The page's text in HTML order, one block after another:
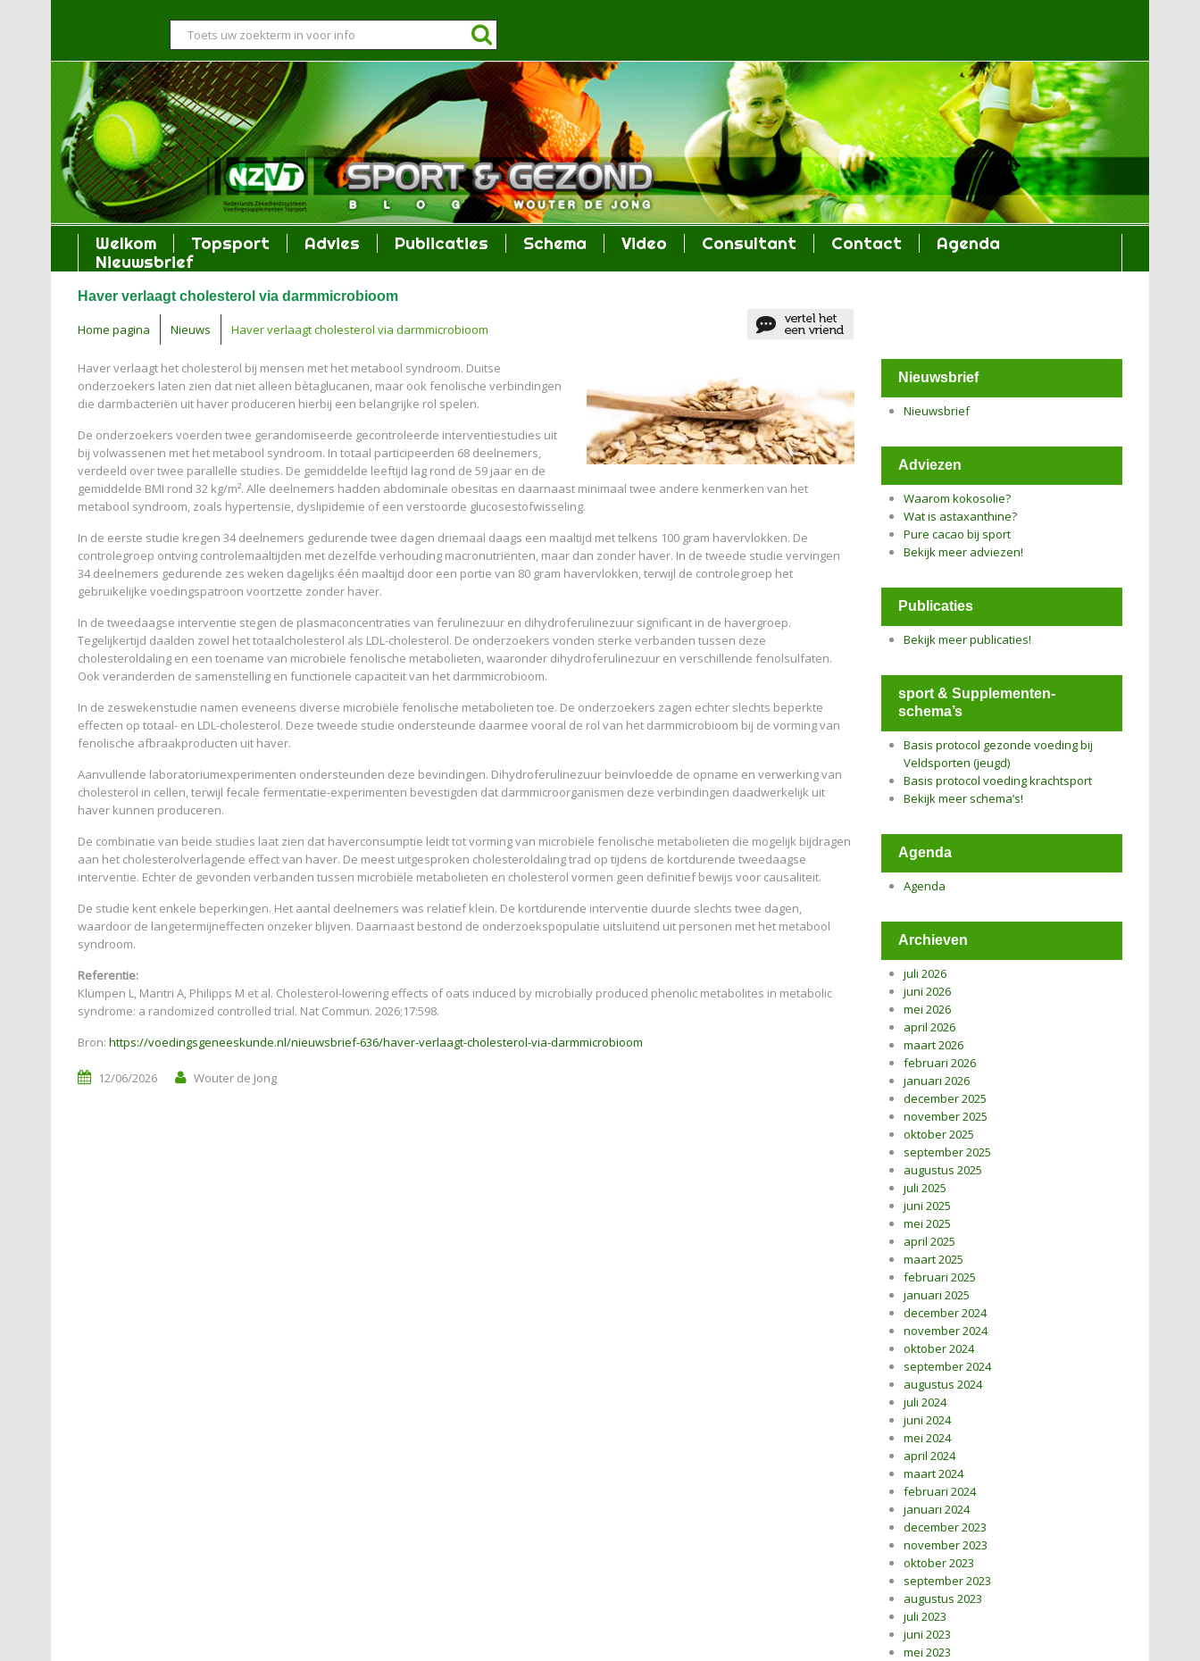
Welkom Topsport Advies Publicaties Schema Video Consultant Contact
Agenda
Nieuwsbrief
Haver verlaagt cholesterol via darmmicrobioom
Home pagina Nieuws Haver verlaagt cholesterol via darmmicrobioom
Haver verlaagt het cholesterol bij mensen met het metabool syndroom. Duitse
onderzoekers laten zien dat niet alleen bètaglucanen, maar ook fenolische verbindingen
die darmbacteriën uit haver produceren hierbij een belangrijke rol spelen.
De onderzoekers voerden twee gerandomiseerde gecontroleerde interventiestudies uit
bij volwassenen met het metabool syndroom. In totaal participeerden 68 deelnemers,
verdeeld over twee parallelle studies. De gemiddelde leeftijd lag rond de 59 jaar en de
gemiddelde BMI rond 32 kg/m². Alle deelnemers hadden abdominale obesitas en daarnaast minimaal twee andere kenmerken van het
metabool syndroom, zoals hypertensie, dyslipidemie of een verstoorde glucosestofwisseling.
In de eerste studie kregen 34 deelnemers gedurende twee dagen driemaal daags een maaltijd met telkens 100 gram havervlokken. De
controlegroep ontving controlemaaltijden met dezelfde verhouding macronutriënten, maar dan zonder haver. In de tweede studie vervingen
34 deelnemers gedurende zes weken dagelijks één maaltijd door een portie van 80 gram havervlokken, terwijl de controlegroep het
gebruikelijke voedingspatroon voortzette zonder haver.
In de tweedaagse interventie stegen de plasmaconcentraties van ferulinezuur en dihydroferulinezuur significant in de havergroep.
Tegelijkertijd daalden zowel het totaalcholesterol als LDL-cholesterol. De onderzoekers vonden sterke verbanden tussen deze
cholesteroldaling en een toename van microbiële fenolische metabolieten, waaronder dihydroferulinezuur en verschillende fenolsulfaten.
Ook veranderden de samenstelling en functionele capaciteit van het darmmicrobioom.
In de zeswekenstudie namen eveneens diverse microbiële fenolische metabolieten toe. De onderzoekers zagen echter slechts beperkte
effecten op totaal- en LDL-cholesterol. Deze tweede studie ondersteunde daarmee vooral de rol van het darmmicrobioom bij de vorming van
fenolische afbraakproducten uit haver.
Aanvullende laboratoriumexperimenten ondersteunden deze bevindingen. Dihydroferulinezuur beïnvloedde de opname en verwerking van
cholesterol in cellen, terwijl fecale fermentatie-experimenten bevestigden dat darmmicroorganismen deze verbindingen daadwerkelijk uit
haver kunnen produceren.
De combinatie van beide studies laat zien dat haverconsumptie leidt tot vorming van microbiële fenolische metabolieten die mogelijk bijdragen
aan het cholesterolverlagende effect van haver. De meest uitgesproken cholesteroldaling trad op tijdens de kortdurende tweedaagse
interventie. Echter de gevonden verbanden tussen microbiële metabolieten en cholesterol vormen geen definitief bewijs voor causaliteit.
De studie kent enkele beperkingen. Het aantal deelnemers was relatief klein. De kortdurende interventie duurde slechts twee dagen,
waardoor de langetermijneffecten onzeker blijven. Daarnaast bestond de onderzoekspopulatie uitsluitend uit personen met het metabool
syndroom.
Referentie:
Klümpen L, Mantri A, Philipps M et al. Cholesterol-lowering effects of oats induced by microbially produced phenolic metabolites in metabolic
syndrome: a randomized controlled trial. Nat Commun. 2026;17:598.
Bron: https://voedingsgeneeskunde.nl/nieuwsbrief-636/haver-verlaagt-cholesterol-via-darmmicrobioom
12/06/2026 Wouter de Jong
Nieuwsbrief
Nieuwsbrief
Adviezen
Waarom kokosolie?
Wat is astaxanthine?
Pure cacao bij sport
Bekijk meer adviezen!
Publicaties
Bekijk meer publicaties!
sport & Supplementen-
schema’s
Basis protocol gezonde voeding bij
Veldsporten (jeugd)
Basis protocol voeding krachtsport
Bekijk meer schema’s!
Agenda
Agenda
Archieven
juli 2026
juni 2026
mei 2026
april 2026
maart 2026
februari 2026
januari 2026
december 2025
november 2025
oktober 2025
september 2025
augustus 2025
juli 2025
juni 2025
mei 2025
april 2025
maart 2025
februari 2025
januari 2025
december 2024
november 2024
oktober 2024
september 2024
augustus 2024
juli 2024
juni 2024
mei 2024
april 2024
maart 2024
februari 2024
januari 2024
december 2023
november 2023
oktober 2023
september 2023
augustus 2023
juli 2023
juni 2023
mei 2023